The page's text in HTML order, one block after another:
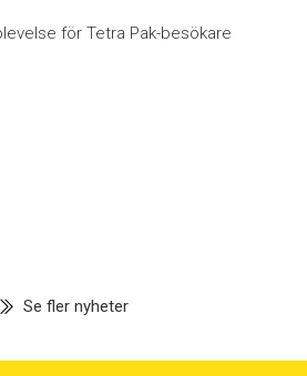
för Tetra Pak-besökare
Se fler nyheter